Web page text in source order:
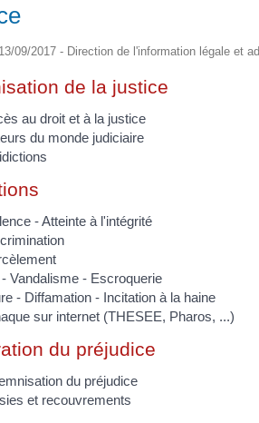
09/2017 - Direction de l'information légale et
de la justice
au droit et à la justice
du monde judiciaire
- Atteinte à l'intégrité
- Vandalisme - Escroquerie
- Diffamation - Incitation à la haine
sur internet (THESEE, Pharos, ...)
du préjudice
du préjudice
et recouvrements